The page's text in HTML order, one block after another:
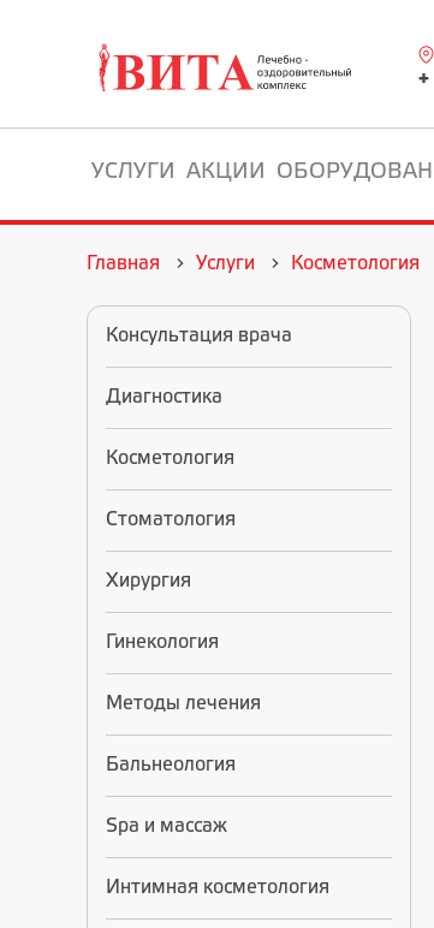
+
УСЛУГИ АКЦИИ
Главная Услуги Косметология
Консультация врача
Диагностика
Косметология
Стоматология
Хирургия
Гинекология
Методы лечения
Бальнеология
Spa и массаж
Интимная косметология